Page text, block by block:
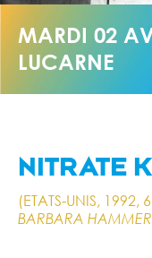
MARDI 02
LUCARNE
NITRATE
(ETATS-UNIS, 1992,
BARBARA HAMMER